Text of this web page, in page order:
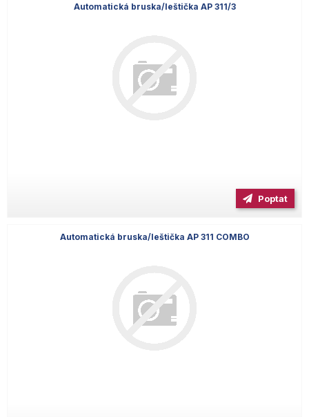
Automatická bruska/leštička AP 311/3
Poptat
Automatická bruska/leštička AP 311 COMBO